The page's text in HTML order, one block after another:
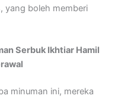
yang boleh memberi
Serbuk Ikhtiar Hamil
minuman ini, mereka